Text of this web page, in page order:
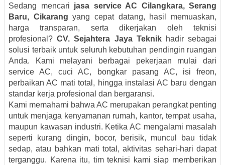
Sedang mencari jasa service AC Cilangkara, Serang
Baru, Cikarang yang cepat datang, hasil memuaskan,
harga transparan, serta dikerjakan oleh teknisi
profesional?CV. Sejahtera Jaya Teknikhadir sebagai
solusi terbaik untuk seluruh kebutuhan pendingin ruangan
Anda. Kami melayani berbagai pekerjaan mulai dari
service AC, cuci AC, bongkar pasang AC, isi freon,
perbaikan AC mati total, hingga instalasi AC baru dengan
standar kerja profesional dan bergaransi.
Kami memahami bahwa AC merupakan perangkat penting
untuk menjaga kenyamanan rumah, kantor, tempat usaha,
maupun kawasan industri. Ketika AC mengalami masalah
seperti kurang dingin, bocor, berisik, muncul bau tidak
sedap, atau bahkan mati total, aktivitas sehari-hari dapat
terganggu. Karena itu, tim teknisi kami siap memberikan